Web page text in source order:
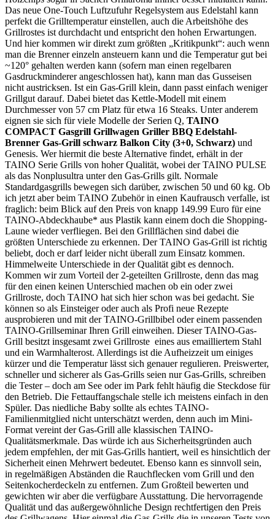
Das neue One-Touch Luftzufuhr Regelsystem aus Edelstahl kann
perfekt die Grilltemperatur einstellen, auch die Arbeitshöhe des
Grillrostes ist durchdacht und entspricht den hohen Erwartungen.
Und hier kommen wir direkt zum größten „Kritikpunkt“: auch wenn
man die Brenner einzeln ansteuern kann und die Temperatur gut bei
~120° gehalten werden kann (sofern man einen regelbaren
Gasdruckminderer angeschlossen hat), kann man das Gusseisen
nicht austricksen. Ist ein Gas-Grill klein, dann passt einfach weniger
Grillgut darauf. Dabei bietet das Kettle-Modell mit einem
Durchmesser von 57 cm Platz für etwa 16 Steaks. Unter anderem
eignen sie sich für viele Modelle der Serien Q, TAINO
COMPACT Gasgrill Grillwagen Griller BBQ Edelstahl-
Brenner Gas-Grill schwarz Balkon City (3+0, Schwarz) und
Genesis. Wer hiermit die beste Alternative findet, erhält in der
TAINO Serie Grills von hoher Qualität, wobei der TAINO PULSE
als das Nonplusultra unter den Gas-Grills gilt. Normale
Standardgasgrills bewegen sich darüber, zwischen 50 und 60 kg. Ob
ich jetzt aber beim TAINO Zubehör in einen Kaufrausch verfalle, ist
fraglich: beim Blick auf den Preis von knapp 149.99 Euro für eine
TAINO-Abdeckhaube* aus Plastik kann einem doch die Shopping-
Laune wieder verfliegen. Bei den Grillflächen sind dabei die
größten Unterschiede zu erkennen. Der TAINO Gas-Grill ist richtig
beliebt, doch er darf leider nicht überall zum Einsatz kommen.
Himmelweite Unterschiede in der Qualität gibt es dennoch.
Kommen wir zum Vorteil der 2-geteilten Grillroste, denn das mag
für den einen keinen Unterschied machen ob ein oder zwei
Grillroste, doch TAINO hat sich hier schon was bei gedacht. Sie
können so als Einsteiger oder auch als Profi neue Rezepte
ausprobieren und mit der TAINO-Grillbibel oder einem passenden
TAINO-Grillseminar Ihren Grill einweihen. Dieser TAINO-Gas-
Grill besitzt insgesamt zwei Grillroste eines aus emailliertem Stahl
und ein Warmhalterost. Allerdings ist die Aufheizzeit um einiges
kürzer und die Temperatur lässt sich genauer regulieren. Preiswerter,
schneller und sicherer als Gas-Grills seien nur Gas-Grills, schreiben
die Tester – doch am See oder im Park fehlt häufig die Steckdose für
den Betrieb. Die Fettauffangschale stelle ich meistens einfach in den
Spüler. Das niedliche Baby sollte als echtes TAINO-
Familienmitglied nicht unterschätzt werden, denn auch im Mini-
Format vereint der Gas-Grill alle klassischen TAINO-
Qualitätsmerkmale. Das würde ich aus Sicherheitsgründen auch
jedem empfehlen, der mit Gas-Grills hantiert, weil es hinsichtlich der
Sicherheit einen Mehrwert bedeutet. Ebenso kann es sinnvoll sein,
in regelmäßigen Abständen die Rauchflecken vom Grill und den
Seitenkocherdeckeln zu entfernen. Zum Großteil bewerten und
gewichten wir aber die verfügbare Ausstattung. Die hervorragende
Qualität und das außergewöhnliche Design rechtfertigen den Preis